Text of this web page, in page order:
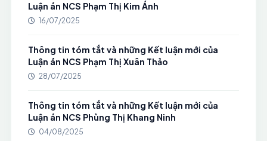
Luận án NCS Phạm Thị Kim Ánh
16/07/2025
Thông tin tóm tắt và những Kết luận mới của
Luận án NCS Phạm Thị Xuân Thảo
28/07/2025
Thông tin tóm tắt và những Kết luận mới của
Luận án NCS Phùng Thị Khang Ninh
04/08/2025